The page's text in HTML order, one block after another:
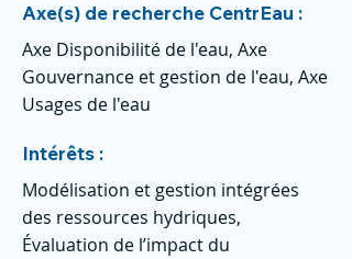
Axe(s) de recherche CentrEau :
Axe Disponibilité de l'eau, Axe
Gouvernance et gestion de l'eau, Axe
Usages de l'eau
Intérêts :
Modélisation et gestion intégrées
des ressources hydriques,
Évaluation de l’impact du